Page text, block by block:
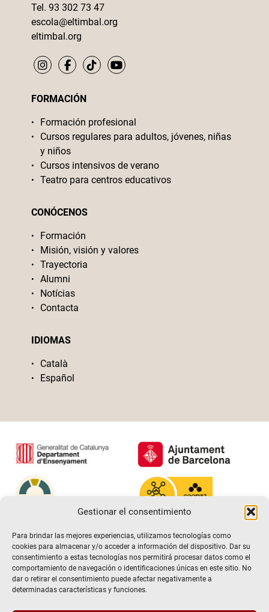
Gestionar el consentimiento
Para brindar las mejores experiencias, utilizamos tecnologías como
cookies para almacenar y/o acceder a información del dispositivo. Dar su
consentimiento a estas tecnologías nos permitirá procesar datos como el
comportamiento de navegación o identificaciones únicas en este sitio. No
dar o retirar el consentimiento puede afectar negativamente a
determinadas características y funciones.
Tel. 93 302 73 47
escola@eltimbal.org
eltimbal.org
FORMACIÓN
Formación profesional
Cursos regulares para adultos, jóvenes, niñas
y niños
Cursos intensivos de verano
Teatro para centros educativos
CONÓCENOS
Formación
Misión, visión y valores
Trayectoria
Alumni
Notícias
Contacta
IDIOMAS
Català
Español